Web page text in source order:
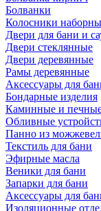
Болванки
Колосники
Двери для бани и
Двери стеклянные
Двери деревянные
Рамы деревянные
Аксессуары для
Бондарные изделия
Каминные и печные
Обливные
Панно из
Текстиль для бани
Эфирные масла
Веники для бани
Запарки для бани
Аксессуары для
Изоляционные